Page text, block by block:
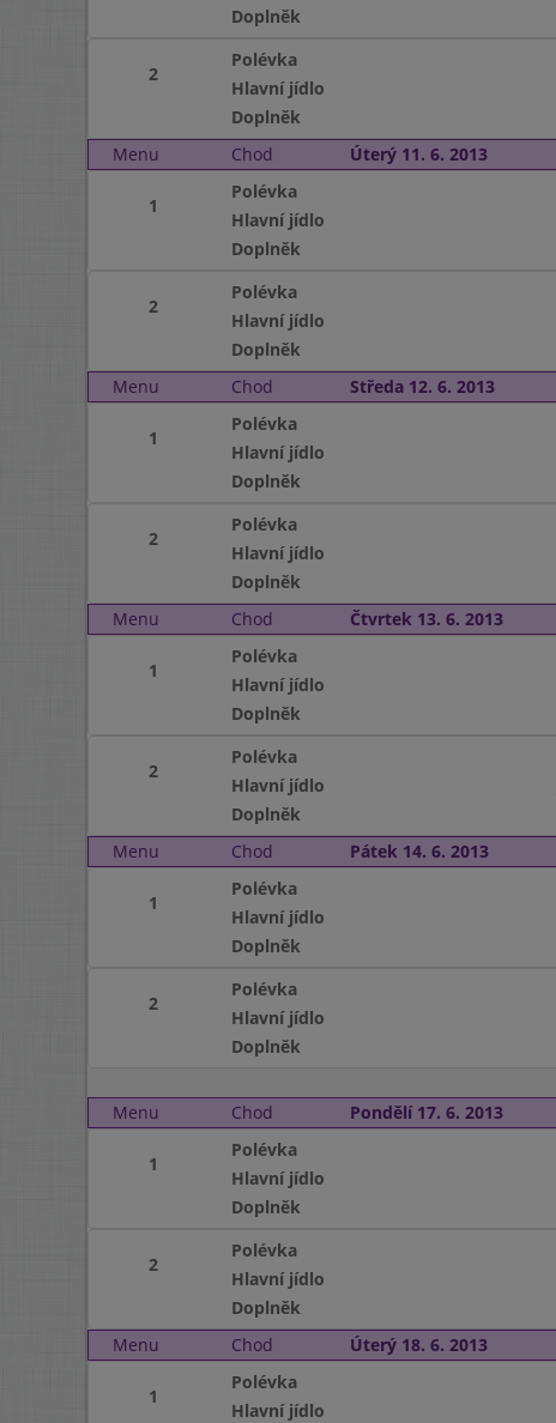
Doplněk
2
Polévka
Hlavní jídlo
Doplněk
Menu
Chod Úterý 11. 6. 2013
1
Polévka
Hlavní jídlo
Doplněk
2
Polévka
Hlavní jídlo
Doplněk
Menu
Chod Středa 12. 6. 2013
1
Polévka
Hlavní jídlo
Doplněk
2
Polévka
Hlavní jídlo
Doplněk
Menu
Chod Čtvrtek 13. 6. 2013
1
Polévka
Hlavní jídlo
Doplněk
2
Polévka
Hlavní jídlo
Doplněk
Menu
Chod Pátek 14. 6. 2013
1
Polévka
Hlavní jídlo
Doplněk
2
Polévka
Hlavní jídlo
Doplněk
Menu
Chod Pondělí 17. 6. 2013
1
Polévka
Hlavní jídlo
Doplněk
2
Polévka
Hlavní jídlo
Doplněk
Menu
Chod Úterý 18. 6. 2013
1
Polévka
Hlavní jídlo